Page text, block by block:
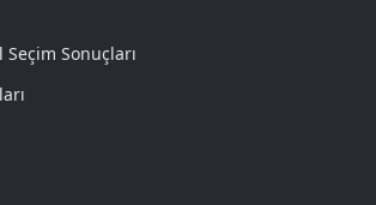
Sonuçları